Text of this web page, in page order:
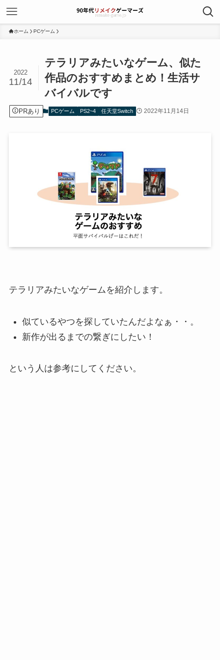
ホーム PCゲーム
テラリアみたいなゲーム、似た
作品のおすすめまとめ！生活サ
バイバルです
2022
11/14
PRあり PCゲーム PS2~4 任天堂Switch 2022年11月14日
テラリアみたいなゲームを紹介します。
似ているやつを探していたんだよなぁ・・。
新作が出るまでの繋ぎにしたい！
という人は参考にしてください。